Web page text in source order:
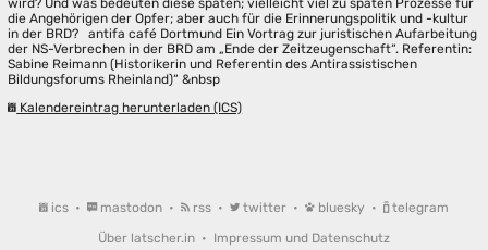
die Angehörigen der Opfer; aber auch für die Erinnerungspolitik und -kultur
in der BRD? antifa café Dortmund Ein Vortrag zur juristischen Aufarbeitung
der NS-Verbrechen in der BRD am „Ende der Zeitzeugenschaft“. Referentin:
Sabine Reimann (Historikerin und Referentin des Antirassistischen
Bildungsforums Rheinland)“ &nbsp
Kalendereintrag herunterladen (ICS)
ics • mastodon • rss • twitter • bluesky •
telegram
Über latscher.in • Impressum und Datenschutz